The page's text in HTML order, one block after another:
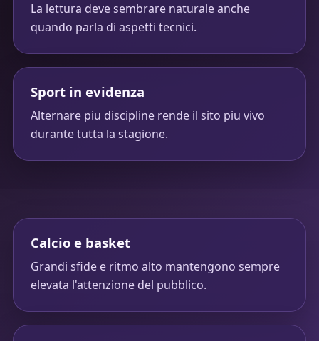
La lettura deve sembrare naturale anche
quando parla di aspetti tecnici.
Sport in evidenza
Alternare piu discipline rende il sito piu vivo
durante tutta la stagione.
Calcio e basket
Grandi sfide e ritmo alto mantengono sempre
elevata l'attenzione del pubblico.